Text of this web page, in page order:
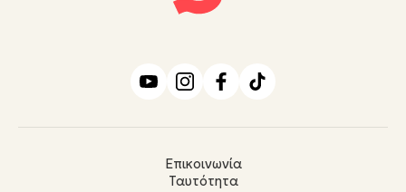
Επικοινωνία
Ταυτότητα